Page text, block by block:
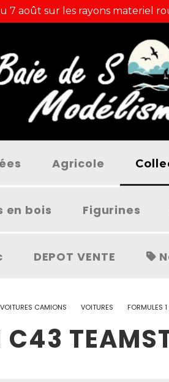
7 août sur les rayons materiel
Agricole
en bois Figurines
DEPOT VENTE
CAMIONS VOITURES FORMULES
C43